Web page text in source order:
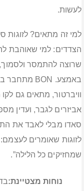
לעשות.
למי זה מתאים? לזוגות
הצדדים: למי שאוהבת
שרוצה להתמסר ולסמוך,
באמצע. BON מתחבר בקלות לעולמות של סטרפ און,
וויברטור, מתאים גם
אביזרים לגבר, ועדין
סאדו מבלי לאבד את
לזוגות שאומרים לעצמם:
שמחזיקים כל הלילה”.
נוחות מצטיינת: